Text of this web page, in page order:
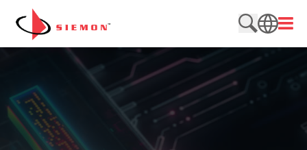
Direkt zum Inhalt wechseln
Website
SEARCH